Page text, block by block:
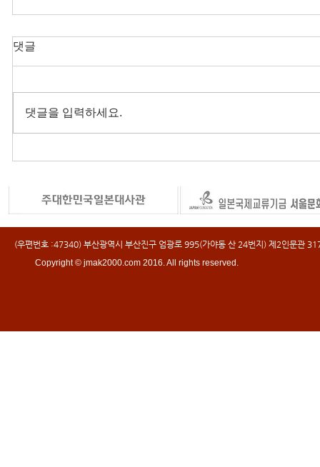
댓글
댓글을 입력하세요.
(우편번호 :47340) 부산광역시 부산진구 엄광로 995(가야동 산 24번지) 제2인문
Copyright © jmak2000.com 2016. All rights reserved.